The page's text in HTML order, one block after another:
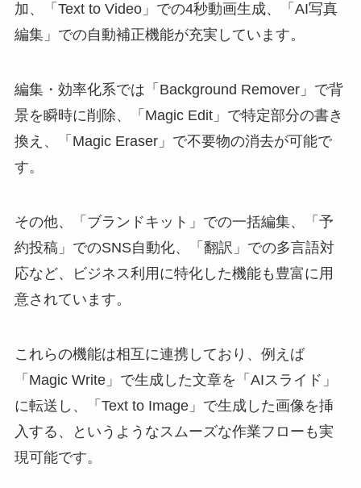
加、「Text to Video」での4秒動画生成、「AI写真
編集」での自動補正機能が充実しています。
編集・効率化系では「Background Remover」で背
景を瞬時に削除、「Magic Edit」で特定部分の書き
換え、「Magic Eraser」で不要物の消去が可能で
す。
その他、「ブランドキット」での一括編集、「予
約投稿」でのSNS自動化、「翻訳」での多言語対
応など、ビジネス利用に特化した機能も豊富に用
意されています。
これらの機能は相互に連携しており、例えば
「Magic Write」で生成した文章を「AIスライド」
に転送し、「Text to Image」で生成した画像を挿
入する、というようなスムーズな作業フローも実
現可能です。